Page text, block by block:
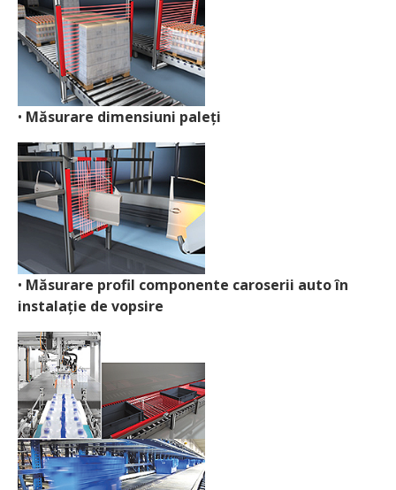
• Măsurare dimensiuni paleți
• Măsurare profil componente caroserii auto în
instalație de vopsire